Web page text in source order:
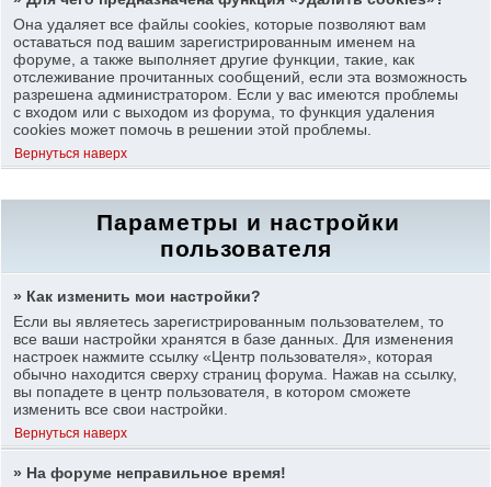
Она удаляет все файлы cookies, которые позволяют вам
оставаться под вашим зарегистрированным именем на
форуме, а также выполняет другие функции, такие, как
отслеживание прочитанных сообщений, если эта возможность
разрешена администратором. Если у вас имеются проблемы
с входом или с выходом из форума, то функция удаления
cookies может помочь в решении этой проблемы.
Вернуться наверх
Параметры и настройки
пользователя
» Как изменить мои настройки?
Если вы являетесь зарегистрированным пользователем, то
все ваши настройки хранятся в базе данных. Для изменения
настроек нажмите ссылку «Центр пользователя», которая
обычно находится сверху страниц форума. Нажав на ссылку,
вы попадете в центр пользователя, в котором сможете
изменить все свои настройки.
Вернуться наверх
» На форуме неправильное время!